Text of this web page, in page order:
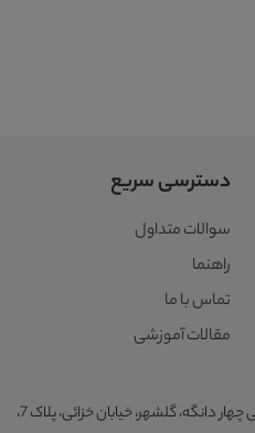
دسترسی سریع
سوالات متداول
راهنما
تماس با ما
مقالات آموزشی
تهران، اتوبان آزادگان، شهرک صنعتی چهار دانگه، گلشهر، خیابان خزائی، پلاک 7،